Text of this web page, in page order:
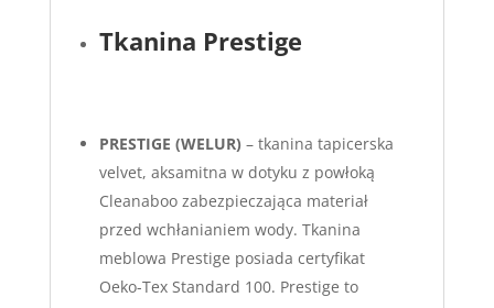
Tkanina Prestige
PRESTIGE (WELUR) – tkanina tapicerska
velvet, aksamitna w dotyku z powłoką
Cleanaboo zabezpieczająca materiał
przed wchłanianiem wody. Tkanina
meblowa Prestige posiada certyfikat
Oeko-Tex Standard 100. Prestige to